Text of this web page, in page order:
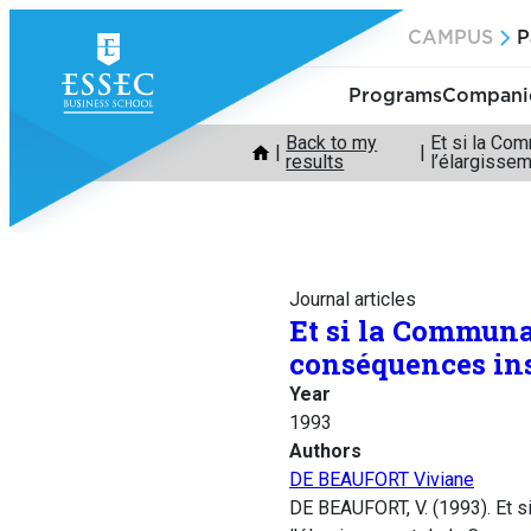
content
CAMPUS
Programs
Back to my
results
Et si la
Journal articles
Et si la
conséquences
Year
1993
Authors
DE BEAUFORT Viviane
DE BEAUFORT, V. (1993).